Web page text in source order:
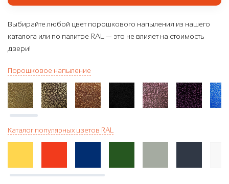
Выбирайте любой цвет порошкового напыления из нашего
каталога или по палитре RAL — это не влияет на стоимость
двери!
Порошковое напыление
Каталог популярных цветов RAL